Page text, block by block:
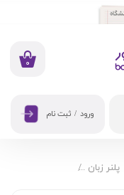
۰
ورود / ثبت نام
پلنر زبان